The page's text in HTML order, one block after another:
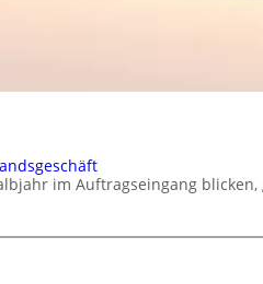
im Auftragseingang